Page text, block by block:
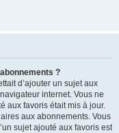
?
d’ajouter un sujet aux
internet. Vous ne
aux favoris était mis à jour.
aux abonnements. Vous
sujet ajouté aux favoris est